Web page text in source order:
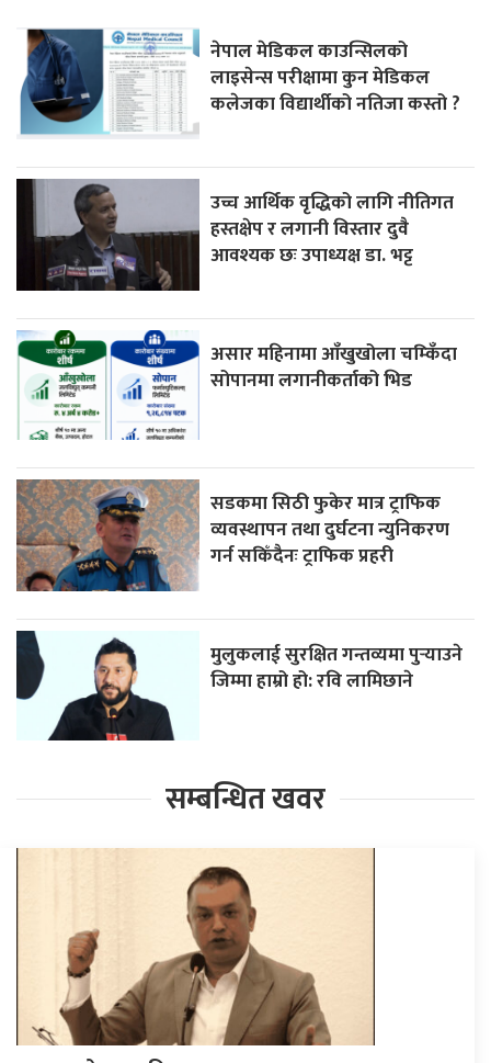
नेपाल मेडिकल काउन्सिलको
लाइसेन्स परीक्षामा कुन मेडिकल
कलेजका विद्यार्थीको नतिजा कस्तो ?
उच्च आर्थिक वृद्धिको लागि नीतिगत
हस्तक्षेप र लगानी विस्तार दुवै
आवश्यक छः उपाध्यक्ष डा. भट्ट
असार महिनामा आँखुखोला चम्किँदा
सोपानमा लगानीकर्ताको भिड
सडकमा सिठी फुकेर मात्र ट्राफिक
व्यवस्थापन तथा दुर्घटना न्युनिकरण
गर्न सकिँदैनः ट्राफिक प्रहरी
मुलुकलाई सुरक्षित गन्तव्यमा पुर्‍याउने
जिम्मा हाम्रो हो: रवि लामिछाने
सम्बन्धित खवर